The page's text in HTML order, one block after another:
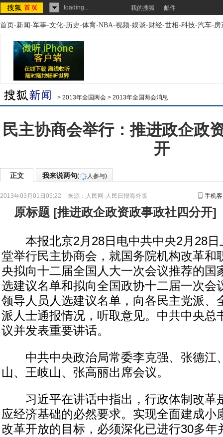
loading... 我的搜狐 邮件
首页-新闻-军事-文化-历史-体育-NBA-视频-娱谈-财经-世相-科技-汽车-房
> 2013年全国两会 > 2013年全国两会消息
民主协商会举行：推进政企政
开
正文 我来说两句( 人参与)
2013年03月01日05:22 来源： 人民网-人民日报海外版 手机
原标题 [推进政企政资政事政社四分开]
本报北京2月28日电中共中央2月28日
堂举行民主协商会，就国务院机构改革和
央拟向十二届全国人大一次会议推荐的国
选建议名单和拟向全国政协十二届一次会
领导人员人选建议名单，向各民主党派、
派人士通报情况，听取意见。中共中央总
议并发表重要讲话。
中共中央政治局常委李克强、张德江
山、王岐山、张高丽出席会议。
习近平在讲话中指出，行政体制改革
应经济基础的必然要求。实现全面建成小
改革开放的目标，必须深化已进行30多年